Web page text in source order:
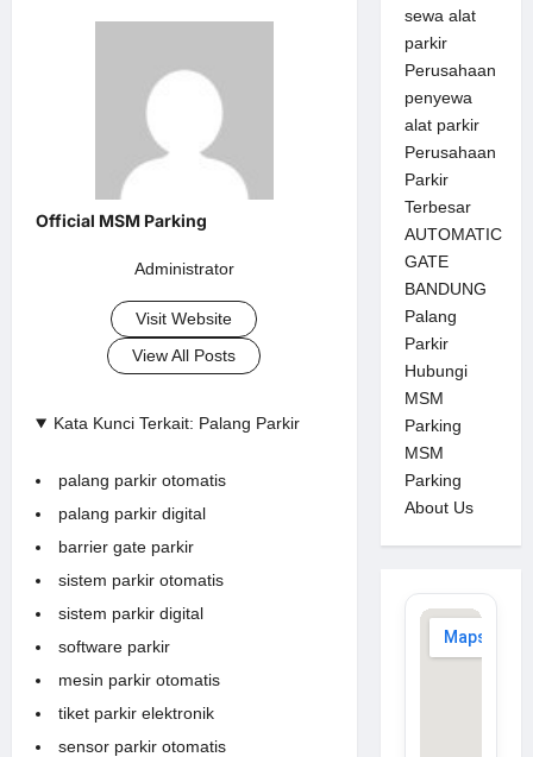
Administrator
Visit Website
View All Posts
Kata Kunci Terkait: Palang Parkir
palang parkir otomatis
palang parkir digital
barrier gate parkir
sistem parkir otomatis
sistem parkir digital
software parkir
mesin parkir otomatis
tiket parkir elektronik
sensor parkir otomatis
sewa alat
parkir
Perusahaan
penyewa
alat parkir
Perusahaan
Parkir
Terbesar
AUTOMATIC
GATE
BANDUNG
Palang
Parkir
Hubungi
MSM
Parking
MSM
Parking
About Us